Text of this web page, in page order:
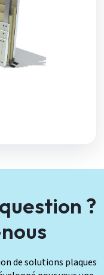
?
de solutions plaques